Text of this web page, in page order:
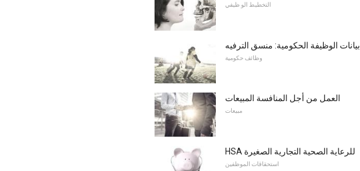
التخطيط الو ظيفي
بيانات الوظيفة الحكومية: منسق الترفيه
وظائف حكومية
العمل من أجل المنافسة المبيعات
مبيعات
HSA للرعاية الصحية التجارية الصغيرة
استحقاقات الموظفين